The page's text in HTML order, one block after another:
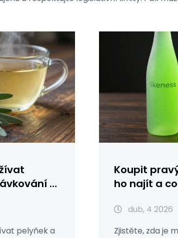
a
pelyňek a
Koupit
ho najít a
dub, 4 2026
Zjistěte, zda je